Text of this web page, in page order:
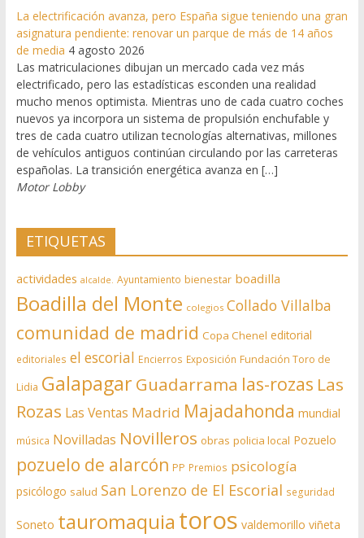
La electrificación avanza, pero España sigue teniendo una gran
asignatura pendiente: renovar un parque de más de 14 años
de media 4 agosto 2026
Las matriculaciones dibujan un mercado cada vez más
electrificado, pero las estadísticas esconden una realidad
mucho menos optimista. Mientras uno de cada cuatro coches
nuevos ya incorpora un sistema de propulsión enchufable y
tres de cada cuatro utilizan tecnologías alternativas, millones
de vehículos antiguos continúan circulando por las carreteras
españolas. La transición energética avanza en […]
Motor Lobby
ETIQUETAS
actividades alcalde. Ayuntamiento bienestar boadilla
Boadilla del Monte colegios Collado Villalba
comunidad de madrid Copa Chenel editorial
editoriales el escorial Encierros Exposición Fundación Toro de
Lidia Galapagar Guadarrama las-rozas Las
Rozas Las Ventas Madrid Majadahonda mundial
música Novilladas Novilleros obras policia local Pozuelo
pozuelo de alarcón PP Premios psicología
psicólogo salud San Lorenzo de El Escorial seguridad
Soneto tauromaquia toros valdemorillo viñeta